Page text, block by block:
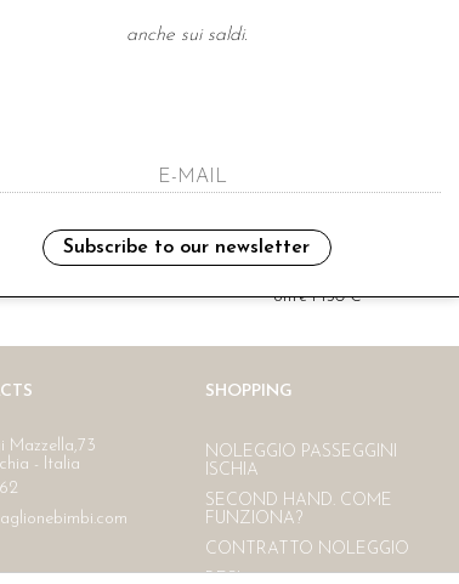
oltre i 150 €
Mazzella,73
- Italia
SHOPPING
NOLEGGIO PASSEGGINI
ISCHIA
SECOND HAND. COME
FUNZIONA?
CONTRATTO NOLEGGIO
anche sui saldi.
Subscribe to our newsletter